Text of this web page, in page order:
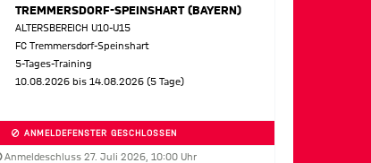
TREMMERSDORF-SPEINSHART (BAYERN)
ALTERSBEREICH U10-U15
FC Tremmersdorf-Speinshart
5-Tages-Training
10.08.2026 bis 14.08.2026 (5 Tage)
ANMELDEFENSTER GESCHLOSSEN
Anmeldeschluss 27. Juli 2026, 10:00 Uhr